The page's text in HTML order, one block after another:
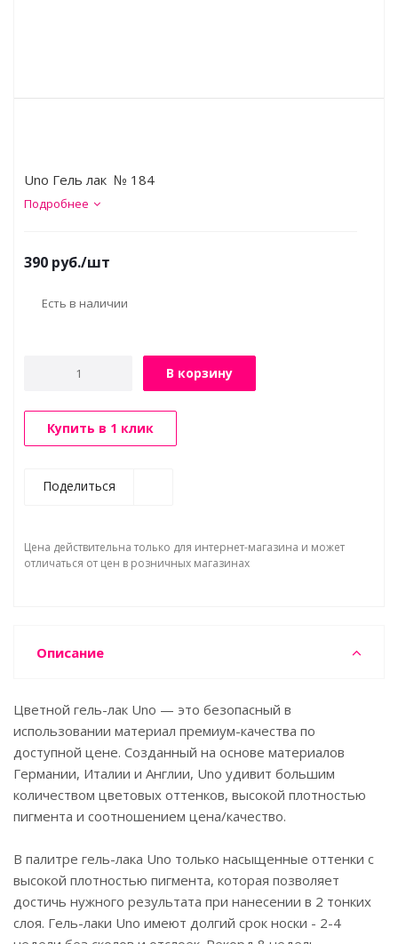
Uno Гель лак № 184
Подробнее
390 руб./шт
Есть в наличии
В корзину
Купить в 1 клик
Поделиться
Цена действительна только для интернет-магазина и может
отличаться от цен в розничных магазинах
Описание
Цветной гель-лак Uno — это безопасный в
использовании материал премиум-качества по
доступной цене. Созданный на основе материалов
Германии, Италии и Англии, Uno удивит большим
количеством цветовых оттенков, высокой плотностью
пигмента и соотношением цена/качество.
В палитре гель-лака Uno только насыщенные оттенки c
высокой плотностью пигмента, которая позволяет
достичь нужного результата при нанесении в 2 тонких
слоя. Гель-лаки Uno имеют долгий срок носки - 2-4